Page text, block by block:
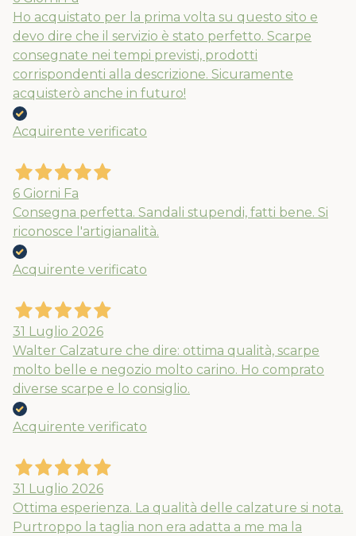
Ho acquistato per la prima volta su questo sito e
devo dire che il servizio è stato perfetto. Scarpe
consegnate nei tempi previsti, prodotti
corrispondenti alla descrizione. Sicuramente
acquisterò anche in futuro!
Acquirente verificato
6 Giorni Fa
Consegna perfetta. Sandali stupendi, fatti bene. Si
riconosce l'artigianalità.
Acquirente verificato
31 Luglio 2026
Walter Calzature che dire: ottima qualità, scarpe
molto belle e negozio molto carino. Ho comprato
diverse scarpe e lo consiglio.
Acquirente verificato
31 Luglio 2026
Ottima esperienza. La qualità delle calzature si nota.
Purtroppo la taglia non era adatta a me ma la